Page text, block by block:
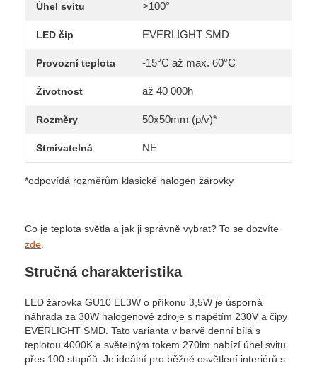
Úhel svitu >100°
LED čip EVERLIGHT SMD
Provozní teplota -15°C až max. 60°C
Životnost až 40 000h
Rozměry 50x50mm (p/v)*
Stmívatelná NE
*odpovídá rozměrům klasické halogen žárovky
Co je teplota světla a jak ji správně vybrat? To se dozvíte
zde
Stručná charakteristika
LED žárovka GU10 EL3W o příkonu 3,5W je úsporná
náhrada za 30W halogenové zdroje s napětím 230V a čipy
EVERLIGHT SMD. Tato varianta v barvě denní bílá s
teplotou 4000K a světelným tokem 270lm nabízí úhel svitu
přes 100 stupňů. Je ideální pro běžné osvětlení interiérů s